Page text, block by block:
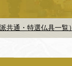
共通・特選仏具一覧）